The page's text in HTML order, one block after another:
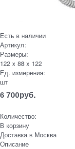
Есть в наличии
Артикул:
Размеры:
122 x 88 x 122
Ед. измерения:
шт
6 700руб.
Количество:
В корзину
Доставка в Москва
Описание